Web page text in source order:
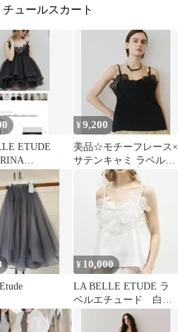
チュールスカート
ETUDE
¥9,200
美品☆モチーフレース×
サテンキャミ ラベルエ
チュード
¥ 10,000
LA BELLE ETUDE ラ
ベルエチュード 白完
売 レース キャミソ